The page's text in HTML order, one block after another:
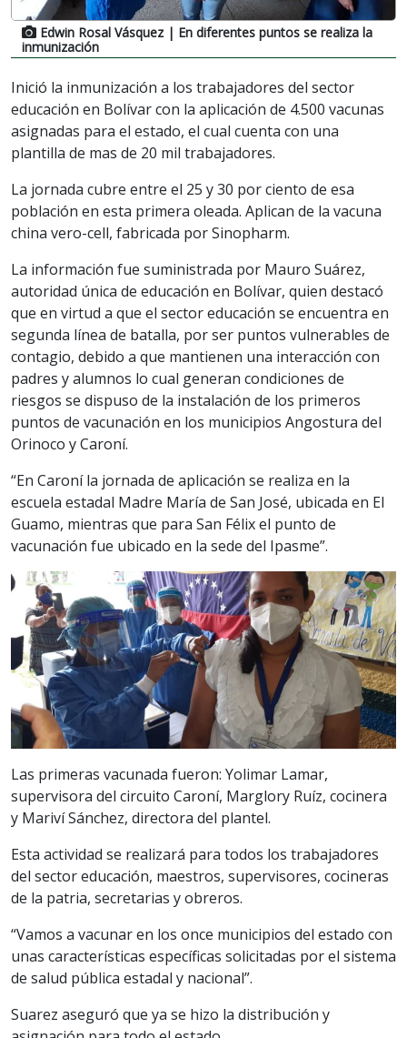
Edwin Rosal Vásquez | En diferentes puntos se realiza la
inmunización
Inició la inmunización a los trabajadores del sector
educación en Bolívar con la aplicación de 4.500 vacunas
asignadas para el estado, el cual cuenta con una
plantilla de mas de 20 mil trabajadores.
La jornada cubre entre el 25 y 30 por ciento de esa
población en esta primera oleada. Aplican de la vacuna
china vero-cell, fabricada por Sinopharm.
La información fue suministrada por Mauro Suárez,
autoridad única de educación en Bolívar, quien destacó
que en virtud a que el sector educación se encuentra en
segunda línea de batalla, por ser puntos vulnerables de
contagio, debido a que mantienen una interacción con
padres y alumnos lo cual generan condiciones de
riesgos se dispuso de la instalación de los primeros
puntos de vacunación en los municipios Angostura del
Orinoco y Caroní.
“En Caroní la jornada de aplicación se realiza en la
escuela estadal Madre María de San José, ubicada en El
Guamo, mientras que para San Félix el punto de
vacunación fue ubicado en la sede del Ipasme”.
Las primeras vacunada fueron: Yolimar Lamar,
supervisora del circuito Caroní, Marglory Ruíz, cocinera
y Mariví Sánchez, directora del plantel.
Esta actividad se realizará para todos los trabajadores
del sector educación, maestros, supervisores, cocineras
de la patria, secretarias y obreros.
“Vamos a vacunar en los once municipios del estado con
unas características específicas solicitadas por el sistema
de salud pública estadal y nacional”.
Suarez aseguró que ya se hizo la distribución y